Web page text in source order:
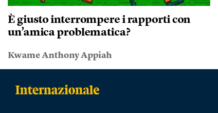
È giusto interrompere i rapporti con
un’amica problematica?
Kwame Anthony Appiah